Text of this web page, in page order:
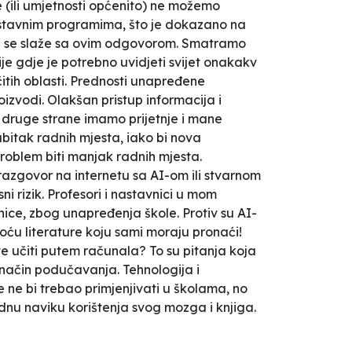
umjetnosti općenito) ne možemo
programima, što je dokazano na
slaže sa ovim odgovorom. Smatramo
gdje je potrebno uvidjeti svijet onakakv
oblasti. Prednosti unapređene
Olakšan pristup informacija i
strane imamo prijetnje i mane
radnih mjesta, iako bi nova
biti manjak radnih mjesta.
na internetu sa AI-om ili stvarnom
rizik. Profesori i nastavnici u mom
zbog unapređenja škole. Protiv su AI-
literature koju sami moraju pronaći!
učiti putem računala? To su pitanja koja
podučavanja. Tehnologija i
bi trebao primjenjivati u školama, no
naviku korištenja svog mozga i knjiga.